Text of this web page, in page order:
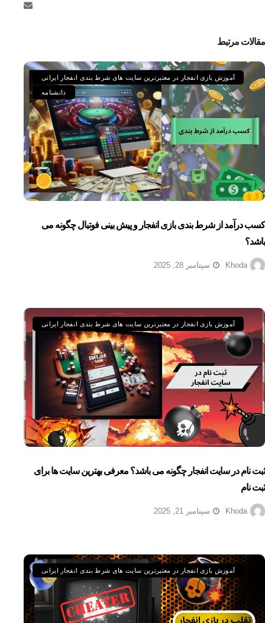
مقالات مرتبط
آموزش بازی انفجار در معتبرترین سایت های شرط بندی انفجار ایرانی
دانشنامه
کسب درآمد از شرط بندی بازی انفجار و پیش بینی فوتبال چگونه می
باشد؟
Khoda سپتامبر 28, 2025
آموزش بازی انفجار در معتبرترین سایت های شرط بندی انفجار ایرانی
ثبت نام در سایت انفجار چگونه می باشد؟ معرفی بهترین سایت ها برای
ثبت نام
Khoda سپتامبر 21, 2025
آموزش بازی انفجار در معتبرترین سایت های شرط بندی انفجار ایرانی